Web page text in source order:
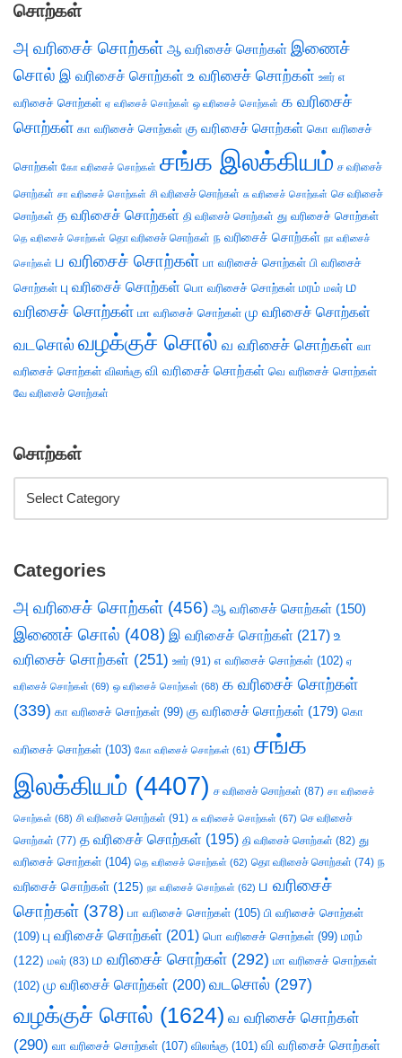
சொற்கள்
அ வரிசைச் சொற்கள் ஆ வரிசைச் சொற்கள் இணைச்
சொல் இ வரிசைச் சொற்கள் உ வரிசைச் சொற்கள் ஊர் எ
வரிசைச் சொற்கள் ஏ வரிசைச் சொற்கள் ஒ வரிசைச் சொற்கள் க வரிசைச்
சொற்கள் கா வரிசைச் சொற்கள் கு வரிசைச் சொற்கள் கொ வரிசைச்
சொற்கள் கோ வரிசைச் சொற்கள் சங்க இலக்கியம் ச வரிசைச்
சொற்கள் சா வரிசைச் சொற்கள் சி வரிசைச் சொற்கள் சு வரிசைச் சொற்கள் செ வரிசைச்
சொற்கள் த வரிசைச் சொற்கள் தி வரிசைச் சொற்கள் து வரிசைச் சொற்கள்
தெ வரிசைச் சொற்கள் தொ வரிசைச் சொற்கள் ந வரிசைச் சொற்கள் நா வரிசைச்
சொற்கள் ப வரிசைச் சொற்கள் பா வரிசைச் சொற்கள் பி வரிசைச்
சொற்கள் பு வரிசைச் சொற்கள் பொ வரிசைச் சொற்கள் மரம் மலர் ம
வரிசைச் சொற்கள் மா வரிசைச் சொற்கள் மு வரிசைச் சொற்கள்
வடசொல் வழக்குச் சொல் வ வரிசைச் சொற்கள் வா
வரிசைச் சொற்கள் விலங்கு வி வரிசைச் சொற்கள் வெ வரிசைச் சொற்கள்
வே வரிசைச் சொற்கள்
சொற்கள்
Categories
அ வரிசைச் சொற்கள் (456) ஆ வரிசைச் சொற்கள் (150)
இணைச் சொல் (408) இ வரிசைச் சொற்கள் (217) உ
வரிசைச் சொற்கள் (251) ஊர் (91) எ வரிசைச் சொற்கள் (102) ஏ
வரிசைச் சொற்கள் (69) ஒ வரிசைச் சொற்கள் (68) க வரிசைச் சொற்கள்
(339) கா வரிசைச் சொற்கள் (99) கு வரிசைச் சொற்கள் (179) கொ
வரிசைச் சொற்கள் (103) கோ வரிசைச் சொற்கள் (61) சங்க
இலக்கியம் (4407) ச வரிசைச் சொற்கள் (87) சா வரிசைச்
சொற்கள் (68) சி வரிசைச் சொற்கள் (91) சு வரிசைச் சொற்கள் (67) செ வரிசைச்
சொற்கள் (77) த வரிசைச் சொற்கள் (195) தி வரிசைச் சொற்கள் (82) து
வரிசைச் சொற்கள் (104) தெ வரிசைச் சொற்கள் (62) தொ வரிசைச் சொற்கள் (74) ந
வரிசைச் சொற்கள் (125) நா வரிசைச் சொற்கள் (62) ப வரிசைச்
சொற்கள் (378) பா வரிசைச் சொற்கள் (105) பி வரிசைச் சொற்கள்
(109) பு வரிசைச் சொற்கள் (201) பொ வரிசைச் சொற்கள் (99) மரம்
(122) மலர் (83) ம வரிசைச் சொற்கள் (292) மா வரிசைச் சொற்கள்
(102) மு வரிசைச் சொற்கள் (200) வடசொல் (297)
வழக்குச் சொல் (1624) வ வரிசைச் சொற்கள்
(290) வா வரிசைச் சொற்கள் (107) விலங்கு (101) வி வரிசைச் சொற்கள்